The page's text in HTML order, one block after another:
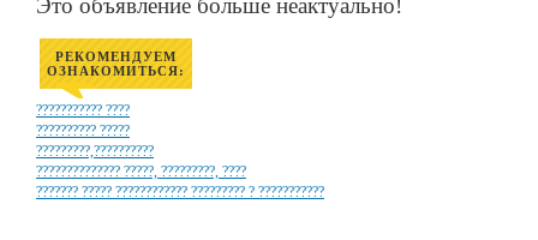
Это объявление больше неактуально!
РЕКОМЕНДУЕМ
ОЗНАКОМИТЬСЯ:
??????????? ????
?????????? ?????
?????????,??????????
?????????????? ?????, ?????????, ????
??????? ????? ???????????? ????????? ? ???????????